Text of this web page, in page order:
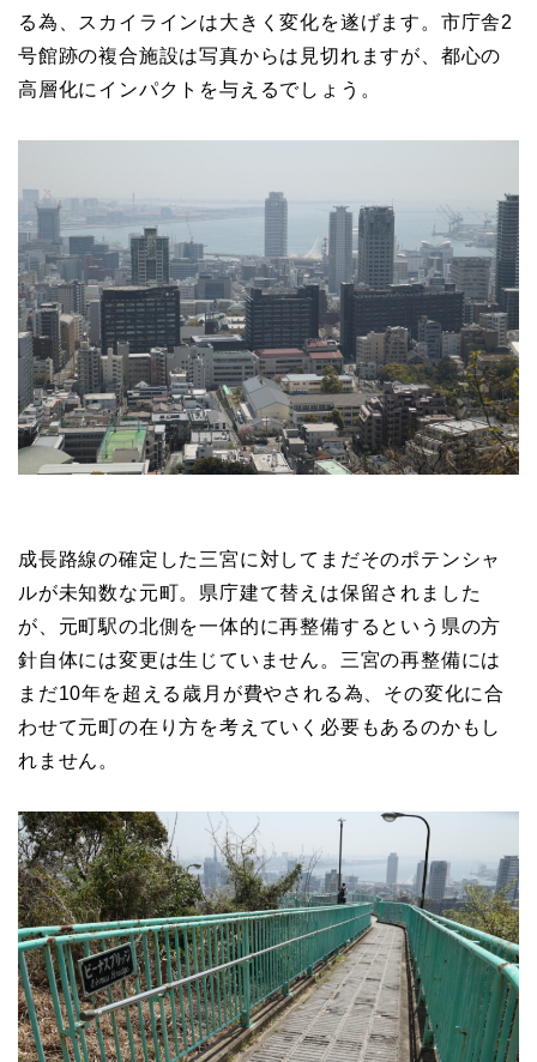
る為、スカイラインは大きく変化を遂げます。市庁舎2
号館跡の複合施設は写真からは見切れますが、都心の
高層化にインパクトを与えるでしょう。
成長路線の確定した三宮に対してまだそのポテンシャ
ルが未知数な元町。県庁建て替えは保留されました
が、元町駅の北側を一体的に再整備するという県の方
針自体には変更は生じていません。三宮の再整備には
まだ10年を超える歳月が費やされる為、その変化に合
わせて元町の在り方を考えていく必要もあるのかもし
れません。